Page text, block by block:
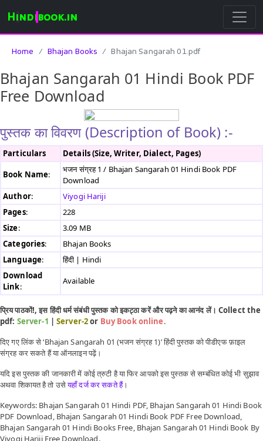
Hindibook.in
Home Bhajan Books Bhajan Sangarah 01.pdf
Bhajan Sangarah 01 Hindi Book PDF
Free Download
पुस्तक का विवरण (Description of Book) :-
Particulars
Details (Size, Writer, Dialect, Pages)
Book Name:
भजन संग्रह 1 / Bhajan Sangarah 01 Hindi Book PDF
Download
Author:
Viyogi Hariji
Pages:
228
Size:
3.09 MB
Categories:
Bhajan Books
Language:
हिंदी | Hindi
Download
Link:
Available
प्रिय पाठकों!, इस हिंदी धर्म संबंधी पुस्तक को इकट्ठा करें और पढ़ने का आनंद लें। Collect the
pdf: Server-1 |Server-2 or Buy Book online
दिए गए लिंक से ‘Bhajan Sangarah 01 (भजन संग्रह 1)’ हिंदी पुस्तक को पीडीएफ फ़ाइल
संग्रह कर सकते हैं या ऑनलाइन पढ़ें।
यदि इस पुस्तक की जानकारी में कोई त्रुटी है या फिर आपको इस पुस्तक से सम्बंधित कोई भी सुझाव
अथवा शिकायत है तो उसेयहाँ दर्ज कर सकते हैं।
Keywords: Bhajan Sangarah 01 Hindi PDF, Bhajan Sangarah 01 Hindi Book
PDF Download, Bhajan Sangarah 01 Hindi Book PDF Free Download,
Bhajan Sangarah 01 Hindi Books Free, Bhajan Sangarah 01 Hindi Book By
Viyogi Hariji Free Download.